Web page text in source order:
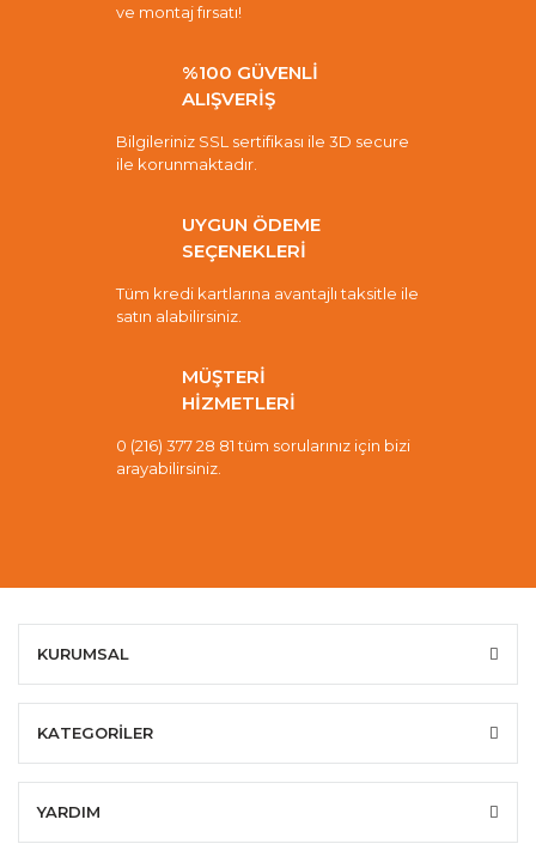
ve montaj fırsatı!
%100 GÜVENLİ
ALIŞVERİŞ
Bilgileriniz SSL sertifikası ile 3D secure
ile korunmaktadır.
UYGUN ÖDEME
SEÇENEKLERİ
Tüm kredi kartlarına avantajlı taksitle ile
satın alabilirsiniz.
MÜŞTERİ
HİZMETLERİ
0 (216) 377 28 81 tüm sorularınız için bizi
arayabilirsiniz.
KURUMSAL
KATEGORİLER
YARDIM